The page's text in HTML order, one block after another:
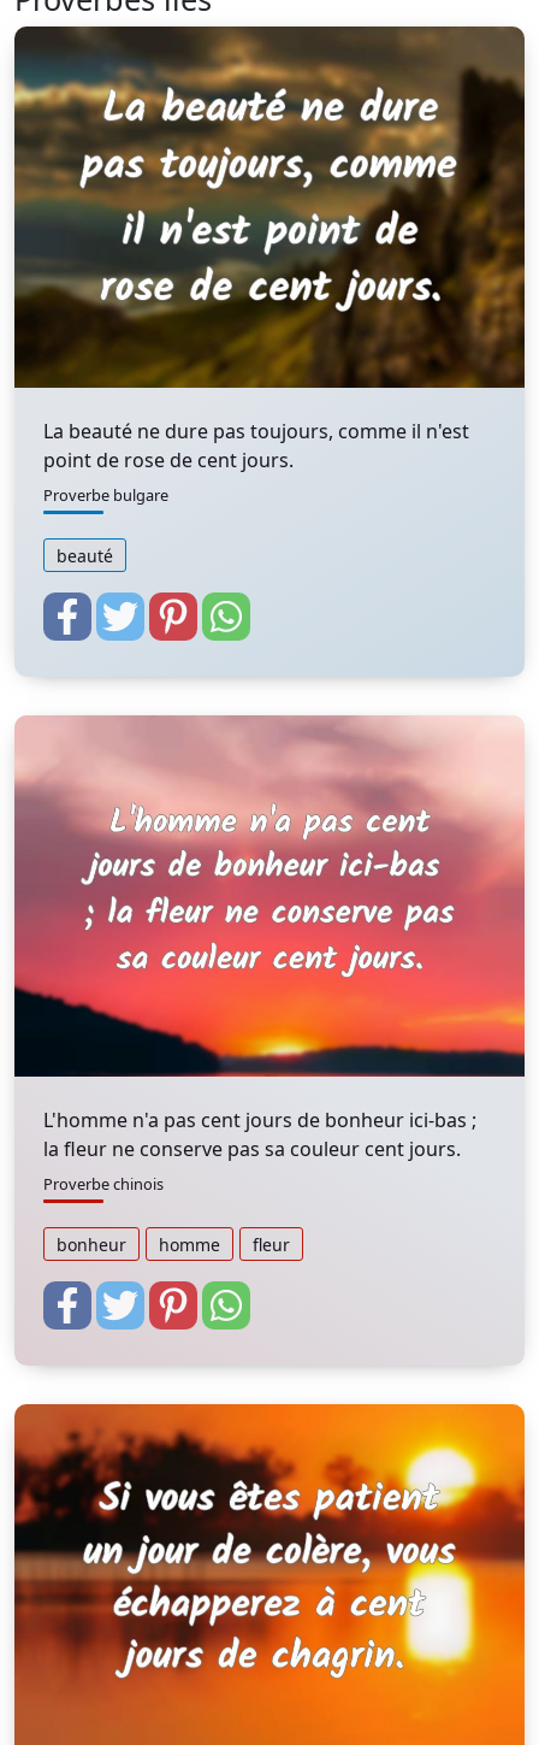
La beauté ne dure pas toujours, comme il n'est
point de rose de cent jours.
Proverbe bulgare
beauté
L'homme n'a pas cent jours de bonheur ici-bas ;
la fleur ne conserve pas sa couleur cent jours.
Proverbe chinois
bonheur homme fleur